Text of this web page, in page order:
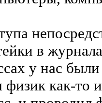
в
у нас
как-то